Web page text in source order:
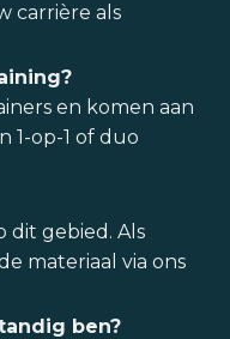
carrière als
en komen aan
1-op-1 of duo
dit gebied. Als
materiaal via ons
ben?